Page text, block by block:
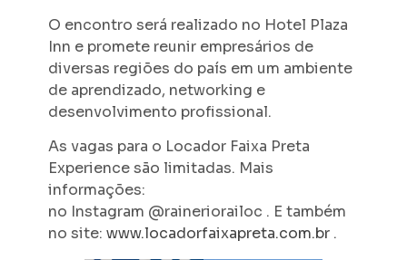
O encontro será realizado no Hotel Plaza
Inn e promete reunir empresários de
diversas regiões do país em um ambiente
de aprendizado, networking e
desenvolvimento profissional.
As vagas para o Locador Faixa Preta
Experience são limitadas. Mais
informações:
no Instagram @raineriorailoc . E também
no site: www.locadorfaixapreta.com.br.